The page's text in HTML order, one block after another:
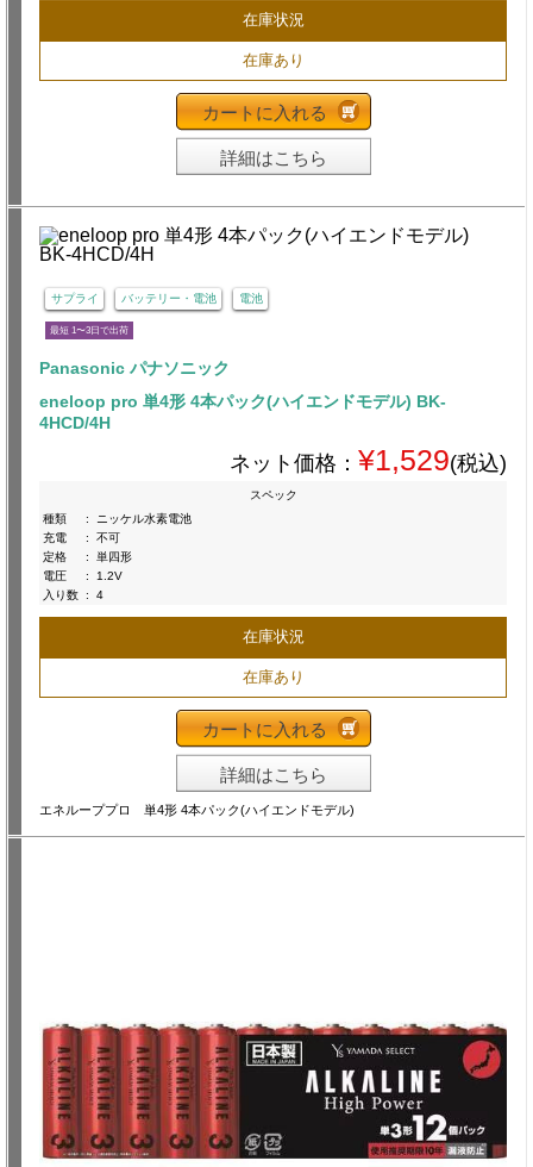
在庫状況
在庫あり
カートに入れる
詳細はこちら
サプライ バッテリー・電池 電池
最短 1〜3日で出荷
Panasonic パナソニック
eneloop pro 単4形 4本パック(ハイエンドモデル) BK-
4HCD/4H
ネット価格： ¥1,529(税込)
スペック
種類
:
ニッケル水素電池
充電
:
不可
定格
:
単四形
電圧
:
1.2V
入り数 : 4
在庫状況
在庫あり
カートに入れる
詳細はこちら
エネループプロ 単4形 4本パック(ハイエンドモデル)